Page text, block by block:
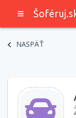
NASPÄŤ